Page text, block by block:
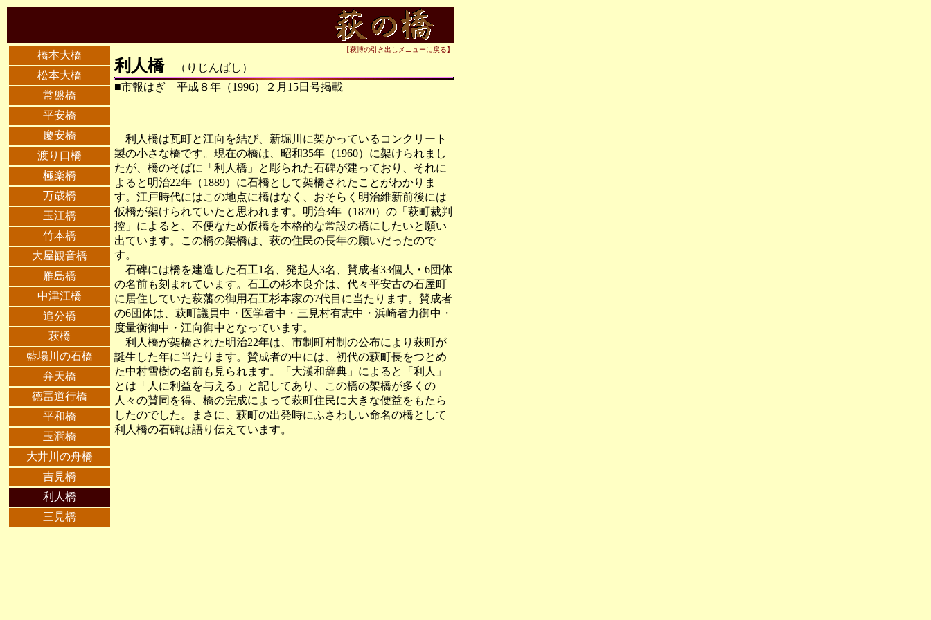
橋本大橋
松本大橋
常盤橋
平安橋
慶安橋
渡り口橋
極楽橋
万歳橋
玉江橋
竹本橋
大屋観音橋
雁島橋
中津江橋
追分橋
萩橋
藍場川の石橋
弁天橋
徳冨道行橋
平和橋
玉澗橋
大井川の舟橋
吉見橋
利人橋
三見橋
【萩博の引き出しメニューに戻る】
利人橋（りじんばし）
■市報はぎ 平成８年（1996）２月15日号掲載
利人橋は瓦町と江向を結び、新堀川に架かっているコンクリート
製の小さな橋です。現在の橋は、昭和35年（1960）に架けられまし
たが、橋のそばに「利人橋」と彫られた石碑が建っており、それに
よると明治22年（1889）に石橋として架橋されたことがわかりま
す。江戸時代にはこの地点に橋はなく、おそらく明治維新前後には
仮橋が架けられていたと思われます。明治3年（1870）の「萩町裁判
控」によると、不便なため仮橋を本格的な常設の橋にしたいと願い
出ています。この橋の架橋は、萩の住民の長年の願いだったので
す。
石碑には橋を建造した石工1名、発起人3名、賛成者33個人・6団体
の名前も刻まれています。石工の杉本良介は、代々平安古の石屋町
に居住していた萩藩の御用石工杉本家の7代目に当たります。賛成者
の6団体は、萩町議員中・医学者中・三見村有志中・浜崎者力御中・
度量衡御中・江向御中となっています。
利人橋が架橋された明治22年は、市制町村制の公布により萩町が
誕生した年に当たります。賛成者の中には、初代の萩町長をつとめ
た中村雪樹の名前も見られます。「大漢和辞典」によると「利人」
とは「人に利益を与える」と記してあり、この橋の架橋が多くの
人々の賛同を得、橋の完成によって萩町住民に大きな便益をもたら
したのでした。まさに、萩町の出発時にふさわしい命名の橋として
利人橋の石碑は語り伝えています。